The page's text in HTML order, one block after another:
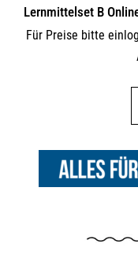
Lernmittelset B
Für Preise bitte